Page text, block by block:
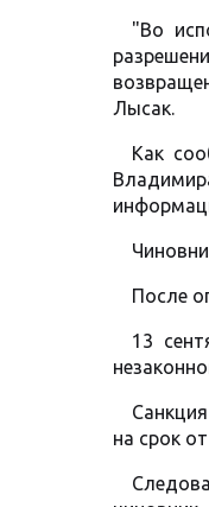
"Во
Лысак.
Как
После
13
на срок